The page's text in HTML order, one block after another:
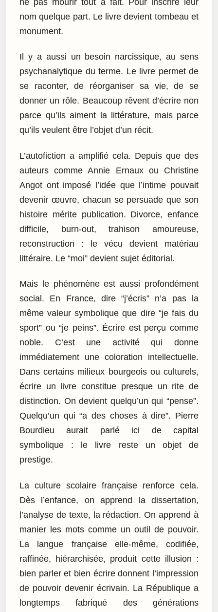
nom quelque part. Le livre devient tombeau et
monument.
Il y a aussi un besoin narcissique, au sens
psychanalytique du terme. Le livre permet de
se raconter, de réorganiser sa vie, de se
donner un rôle. Beaucoup rêvent d’écrire non
parce qu’ils aiment la littérature, mais parce
qu’ils veulent être l’objet d’un récit.
L’autofiction a amplifié cela. Depuis que des
auteurs comme Annie Ernaux ou Christine
Angot ont imposé l’idée que l’intime pouvait
devenir œuvre, chacun se persuade que son
histoire mérite publication. Divorce, enfance
difficile, burn-out, trahison amoureuse,
reconstruction : le vécu devient matériau
littéraire. Le “moi” devient sujet éditorial.
Mais le phénomène est aussi profondément
social. En France, dire “j’écris” n’a pas la
même valeur symbolique que dire “je fais du
sport” ou “je peins”. Écrire est perçu comme
noble. C’est une activité qui donne
immédiatement une coloration intellectuelle.
Dans certains milieux bourgeois ou culturels,
écrire un livre constitue presque un rite de
distinction. On devient quelqu’un qui “pense”.
Quelqu’un qui “a des choses à dire”. Pierre
Bourdieu aurait parlé ici de capital
symbolique : le livre reste un objet de
prestige.
La culture scolaire française renforce cela.
Dès l’enfance, on apprend la dissertation,
l’analyse de texte, la rédaction. On apprend à
manier les mots comme un outil de pouvoir.
La langue française elle-même, codifiée,
raffinée, hiérarchisée, produit cette illusion :
bien parler et bien écrire donnent l’impression
de pouvoir devenir écrivain. La République a
longtemps fabriqué des générations